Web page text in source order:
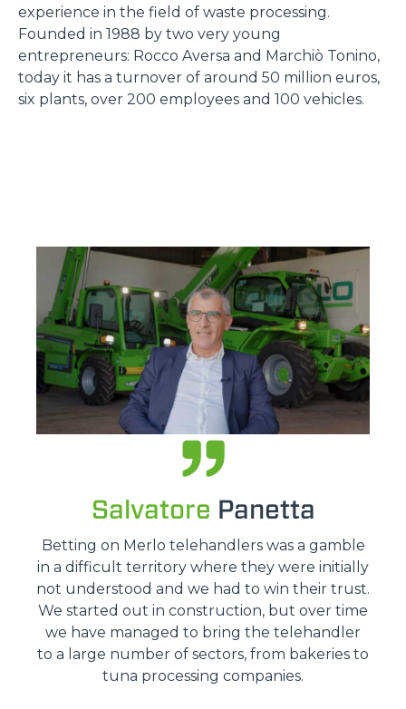
experience in the field of waste processing.
Founded in 1988 by two very young
entrepreneurs: Rocco Aversa and Marchiò Tonino,
today it has a turnover of around 50 million euros,
six plants, over 200 employees and 100 vehicles.
Salvatore Panetta
Betting on Merlo telehandlers was a gamble
in a difficult territory where they were initially
not understood and we had to win their trust.
We started out in construction, but over time
we have managed to bring the telehandler
to a large number of sectors, from bakeries to
tuna processing companies.